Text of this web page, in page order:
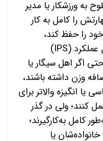
به ورزشکار یا مدیر
را کامل به کار
را حفظ کند،
(
IPS
)
اگر اهل سیگار یا
وزن داشته باشند،
یا انگیزه والاتر برای
کنند؛ ولی در گذر
کامل به‌کارگیرند؛
یا